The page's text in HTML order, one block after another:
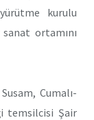
kurulu
sanat ortamını
Cumalı-
temsilcisi Şair